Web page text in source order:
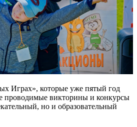
Играх», которые уже пятый год
проводимые викторины и конкурсы
но и образовательный